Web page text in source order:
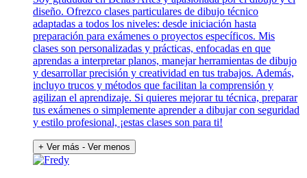
diseño. Ofrezco clases particulares de dibujo técnico
adaptadas a todos los niveles: desde iniciación hasta
preparación para exámenes o proyectos específicos. Mis
clases son personalizadas y prácticas, enfocadas en que
aprendas a interpretar planos, manejar herramientas de dibujo
y desarrollar precisión y creatividad en tus trabajos. Además,
incluyo trucos y métodos que facilitan la comprensión y
agilizan el aprendizaje. Si quieres mejorar tu técnica, preparar
tus exámenes o simplemente aprender a dibujar con seguridad
y estilo profesional, ¡estas clases son para ti!
+ Ver más - Ver menos